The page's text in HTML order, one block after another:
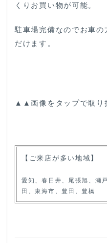
くりお買い物が可能。
駐車場完備なのでお車の
だけます。
▲▲画像をタップで取り
【ご来店が多い地域】
愛知、春日井、尾張旭、瀬
田、東海市、豊田、豊橋